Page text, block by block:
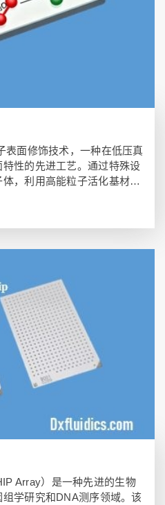
表面修饰技术，一种在低压真
性的先进工艺。通过特殊设
，利用高能粒子活化基材表
表面发生化学…
Array）是一种先进的生物
学研究和DNA测序领域。该